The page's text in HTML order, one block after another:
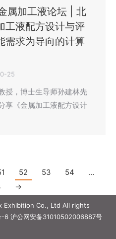
属加工液论坛 | 北
工液配方设计与评
求为导向的计算
25
授，博士生导师孙建林先
享《金属加工液配方设计
52 53 54
…
→
Co., Ltd All rights
-6沪公网安备31010502006887号